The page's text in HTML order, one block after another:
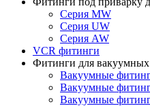
Серия MW
Серия UW
Серия AW
VCR фитинги
Фитинги для вакуумных
Вакуумные
Вакуумные
Вакуумные